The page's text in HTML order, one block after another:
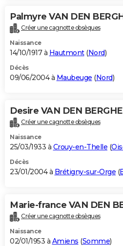
Palmyre VAN DEN
Créer une cagnotte obsèques
Naissance
14/10/1917 à Hautmont(Nord)
Décès
09/06/2004 à Maubeuge (Nord)
Desire VAN DEN BERGHE
Créer une cagnotte obsèques
Naissance
25/03/1933 à Crouy-en-Thelle (
Décès
23/01/2004 à Brétigny-sur-Orge (
Marie-france VAN DEN
Créer une cagnotte obsèques
Naissance
02/01/1953 à Amiens (Somme)